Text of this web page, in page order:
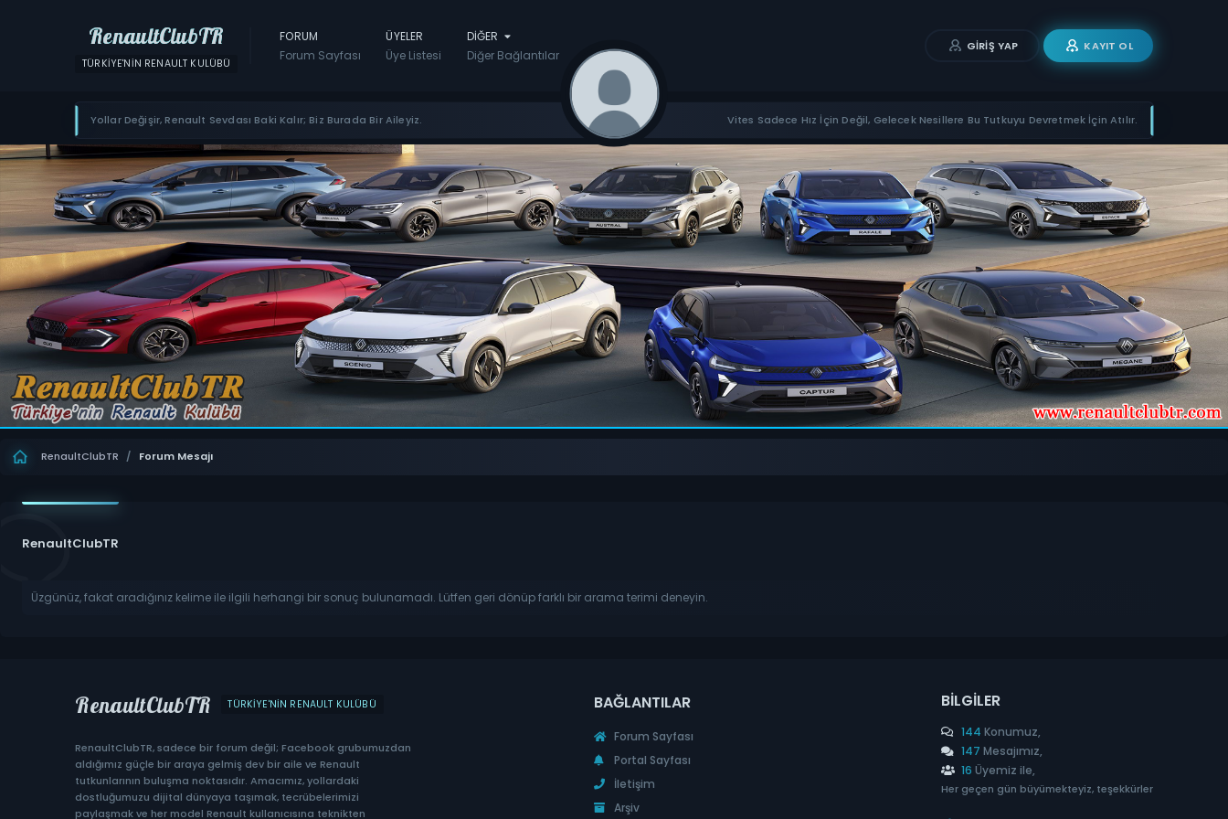
RenaultClubTR
TÜRKIYE'NIN RENAULT KULÜBÜ
FORUM
Forum Sayfası
ÜYELER
Üye Listesi
DIĞER
Diğer Bağlantılar
GIRIŞ YAP KAYIT OL
Yollar Değişir, Renault Sevdası Baki Kalır; Biz Burada Bir Aileyiz. Vites Sadece Hız İçin Değil, Gelecek Nesillere Bu Tutkuyu Devretmek İçin Atılır.
RenaultClubTR / Forum Mesajı
RenaultClubTR
Üzgünüz, fakat aradığınız kelime ile ilgili herhangi bir sonuç bulunamadı. Lütfen geri dönüp farklı bir arama terimi deneyin.
RenaultClubTR TÜRKIYE'NIN RENAULT KULÜBÜ
RenaultClubTR, sadece bir forum değil; Facebook grubumuzdan
aldığımız güçle bir araya gelmiş dev bir aile ve Renault
tutkunlarının buluşma noktasıdır. Amacımız, yollardaki
dostluğumuzu dijital dünyaya taşımak, tecrübelerimizi
paylaşmak ve her model Renault kullanıcısına teknikten
BAĞLANTILAR
Forum Sayfası
Portal Sayfası
İletişim
Arşiv
BILGILER
144 Konumuz,
147 Mesajımız,
16 Üyemiz ile,
Her geçen gün büyümekteyiz, teşekkürler